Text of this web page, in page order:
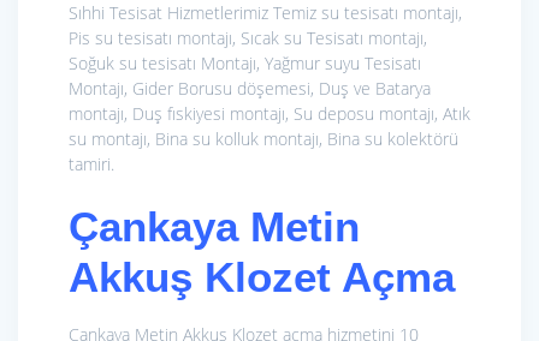
Sıhhi Tesisat Hizmetlerimiz Temiz su tesisatı montajı,
Pis su tesisatı montajı, Sıcak su Tesisatı montajı,
Soğuk su tesisatı Montajı, Yağmur suyu Tesisatı
Montajı, Gider Borusu döşemesi, Duş ve Batarya
montajı, Duş fıskiyesi montajı, Su deposu montajı, Atık
su montajı, Bina su kolluk montajı, Bina su kolektörü
tamiri.
Çankaya Metin
Akkuş Klozet Açma
Çankaya Metin Akkuş Klozet açma hizmetini 10